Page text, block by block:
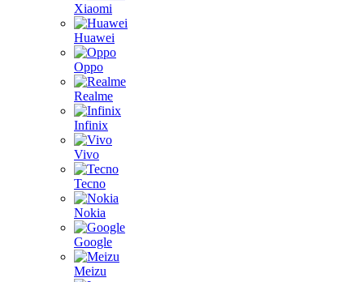
Xiaomi
Huawei
Oppo
Realme
Infinix
Vivo
Tecno
Nokia
Google
Meizu